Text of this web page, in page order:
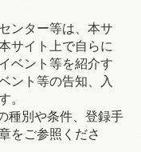
ンター等は、本サ
サイト上で自らに
ベント等を紹介す
ント等の告知、入
。
種別や条件、登録手
をご参照くださ